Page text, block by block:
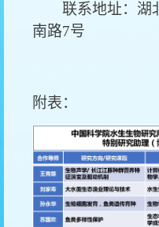
联系地址：湖
南路7号
附表：